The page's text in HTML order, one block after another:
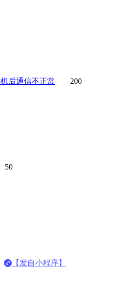
后通信不正常 200
50
【发自小程序】